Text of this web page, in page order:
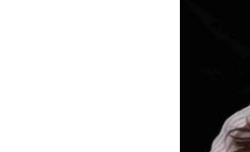
Um Inhalte von